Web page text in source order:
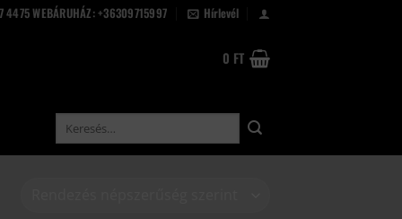
4475 WEBÁRUHÁZ: +36309715997 Hírlevél
0 FT
Keresés
következőre: